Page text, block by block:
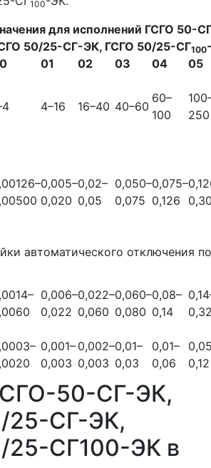
100
для исполнений ГСГО 50-
50/25-СГ-ЭК, ГСГО 50/25-СГ100
01 02 03 04
05
4–16 16–40 40–60
60–
100
250
0,005–
0,020
0,02–
0,05
0,050–
0,075
0,075–
0,126
автоматического отключения
0,006–
0,022
0,022–
0,060
0,060–
0,080
0,08–
0,14
0,001–
0,003
0,002–
0,003
0,01–
0,03
0,01–
0,06
0,12
50-СГ-ЭК,
25-СГ-ЭК,
25-СГ100-ЭК в